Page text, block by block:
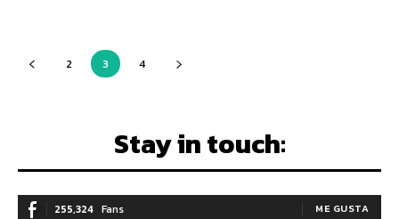
2 3 4
Stay in touch:
255,324 Fans ME GUSTA